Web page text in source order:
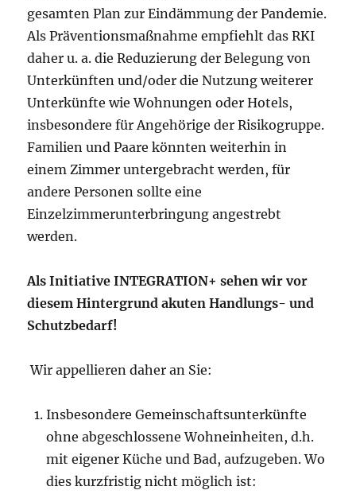
gesamten Plan zur Eindämmung der Pandemie.
Als Präventionsmaßnahme empfiehlt das RKI
daher u. a. die Reduzierung der Belegung von
Unterkünften und/oder die Nutzung weiterer
Unterkünfte wie Wohnungen oder Hotels,
insbesondere für Angehörige der Risikogruppe.
Familien und Paare könnten weiterhin in
einem Zimmer untergebracht werden, für
andere Personen sollte eine
Einzelzimmerunterbringung angestrebt
werden.
Als Initiative INTEGRATION+ sehen wir vor
diesem Hintergrund akuten Handlungs- und
Schutzbedarf!
Wir appellieren daher an Sie:
Insbesondere Gemeinschaftsunterkünfte
ohne abgeschlossene Wohneinheiten, d.h.
mit eigener Küche und Bad, aufzugeben. Wo
dies kurzfristig nicht möglich ist: